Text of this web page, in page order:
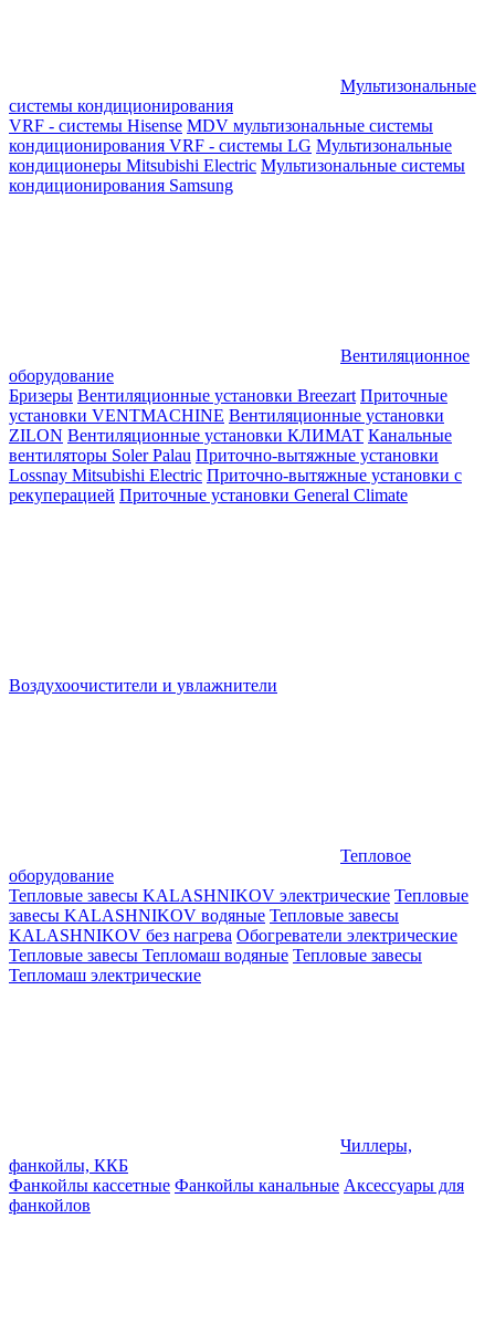
Мультизональные
системы кондиционирования
VRF - системы Hisense MDV мультизональные системы
кондиционирования VRF - системы LG Мультизональные
кондиционеры Mitsubishi Electric Мультизональные системы
кондиционирования Samsung
Вентиляционное
оборудование
Бризеры Вентиляционные установки Breezart Приточные
установки VENTMACHINE Вентиляционные установки
ZILON Вентиляционные установки КЛИМАТ Канальные
вентиляторы Soler Palau Приточно-вытяжные установки
Lossnay Mitsubishi Electric Приточно-вытяжные установки с
рекуперацией Приточные установки General Climate
Воздухоочистители и увлажнители
Тепловое
оборудование
Тепловые завесы KALASHNIKOV электрические Тепловые
завесы KALASHNIKOV водяные Тепловые завесы
KALASHNIKOV без нагрева Обогреватели электрические
Тепловые завесы Тепломаш водяные Тепловые завесы
Тепломаш электрические
Чиллеры,
фанкойлы, ККБ
Фанкойлы кассетные Фанкойлы канальные Аксессуары для
фанкойлов